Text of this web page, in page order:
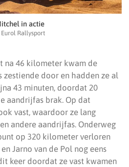
in actie
Rallysport
na 46 kilometer kwam de
zestiende door en hadden ze al
43 minuten, doordat 20
aandrijfas brak. Op dat
vast, waardoor ze lang
andere aandrijfas. Onderweg
op 320 kilometer verloren
Jarno van de Pol nog eens
keer doordat ze vast kwamen